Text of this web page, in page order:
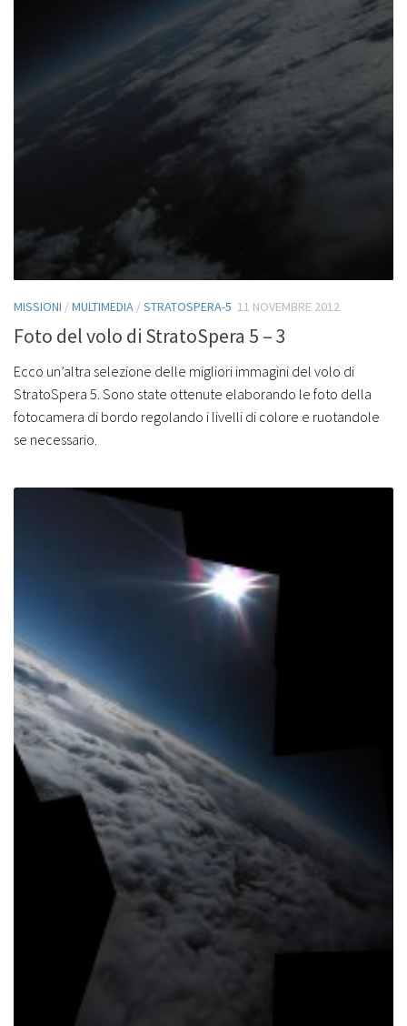
MISSIONI /MULTIMEDIA /STRATOSPERA-5 11 NOVEMBRE 2012
Foto del volo di StratoSpera 5 – 3
Ecco un’altra selezione delle migliori immagini del volo di
StratoSpera 5. Sono state ottenute elaborando le foto della
fotocamera di bordo regolando i livelli di colore e ruotandole
se necessario.